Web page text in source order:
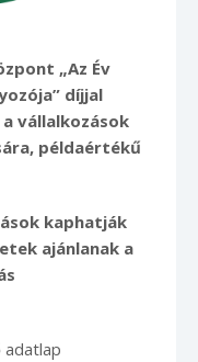
„Az Év
díjjal
vállalkozások
példaértékű
kaphatják
ajánlanak a
adatlap